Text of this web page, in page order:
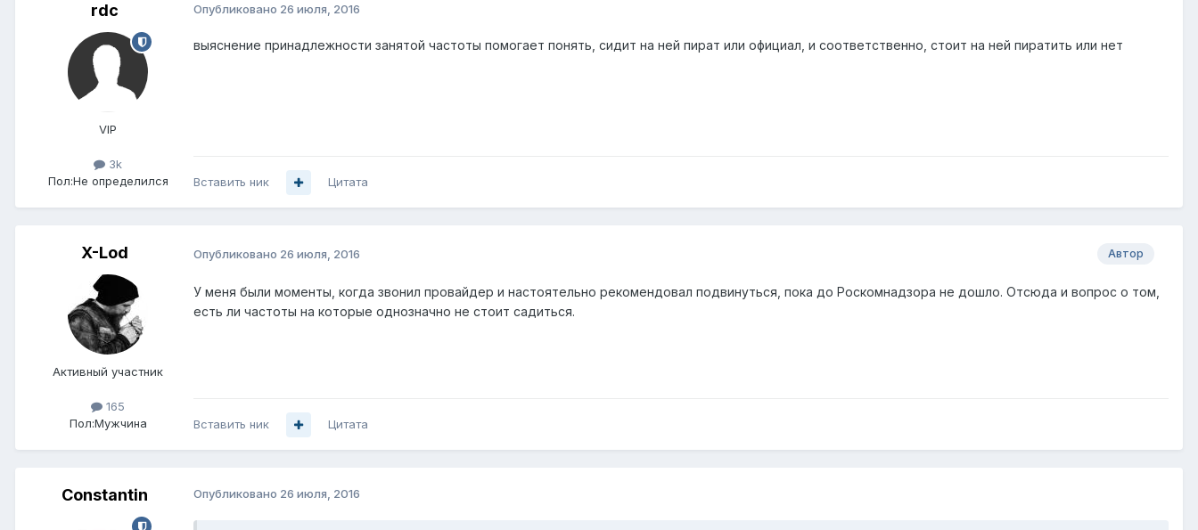
rdc
VIP
3k
Пол:Не определился
Опубликовано 26 июля, 2016
выяснение принадлежности занятой частоты помогает понять, сидит на ней пират или официал, и соответственно, стоит на ней пиратить или нет
Вставить ник Цитата
X-Lod
Активный участник
165
Пол:Мужчина
Автор
Опубликовано 26 июля, 2016
У меня были моменты, когда звонил провайдер и настоятельно рекомендовал подвинуться, пока до Роскомнадзора не дошло. Отсюда и вопрос о том,
есть ли частоты на которые однозначно не стоит садиться.
Вставить ник Цитата
Constantin Опубликовано 26 июля, 2016